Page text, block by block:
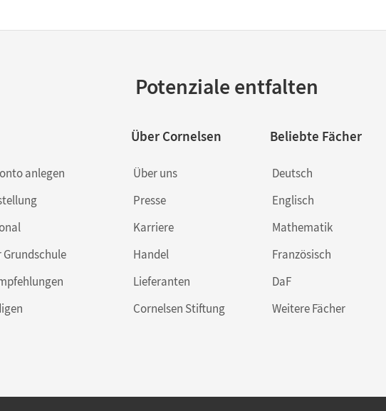
Potenziale entfalten
anlegen
Grundschule
Über Cornelsen
Über uns
Presse
Karriere
Handel
Lieferanten
Cornelsen Stiftung
Beliebte Fächer
Deutsch
Englisch
Mathematik
Französisch
DaF
Weitere Fächer